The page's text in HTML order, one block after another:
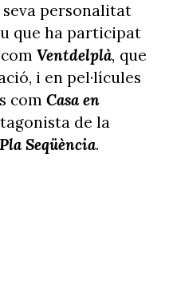
personalitat
que ha participat
Ventdelplà, que
i en pel·lícules
com Casa en
de la
Pla Seqüència.